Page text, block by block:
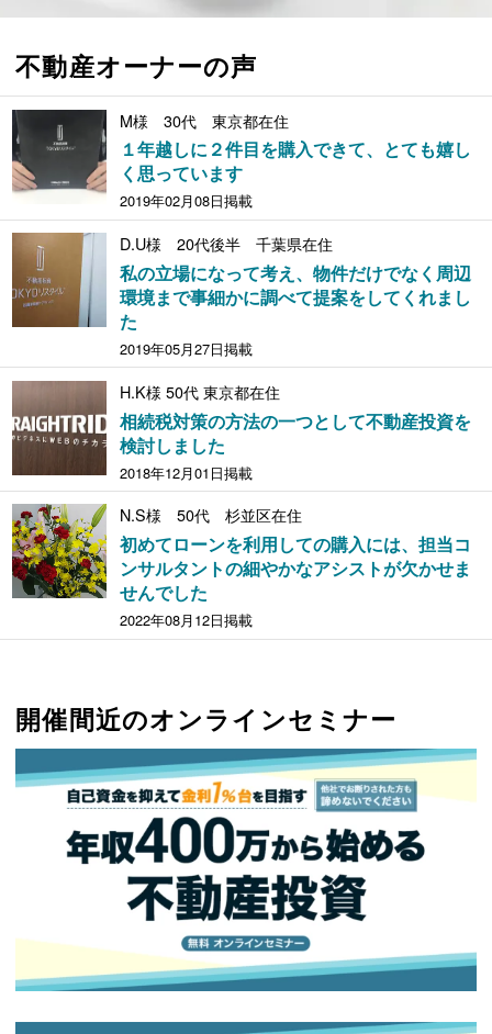
不動産オーナーの声
M様 30代 東京都在住
１年越しに２件目を購入できて、とても嬉し
く思っています
2019年02月08日掲載
D.U様 20代後半 千葉県在住
私の立場になって考え、物件だけでなく周辺
環境まで事細かに調べて提案をしてくれまし
た
2019年05月27日掲載
H.K様 50代 東京都在住
相続税対策の方法の一つとして不動産投資を
検討しました
2018年12月01日掲載
N.S様 50代 杉並区在住
初めてローンを利用しての購入には、担当コ
ンサルタントの細やかなアシストが欠かせま
せんでした
2022年08月12日掲載
開催間近のオンラインセミナー